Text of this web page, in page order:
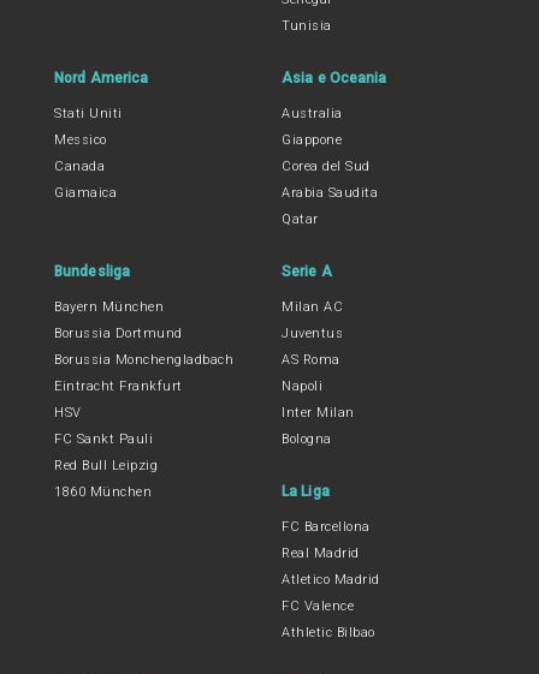
Tunisia
Nord America
Stati Uniti
Messico
Canada
Giamaica
Asia e Oceania
Australia
Giappone
Corea del Sud
Arabia Saudita
Qatar
Bundesliga
Bayern München
Borussia Dortmund
Borussia Monchengladbach
Eintracht Frankfurt
HSV
FC Sankt Pauli
Red Bull Leipzig
1860 München
Serie A
Milan AC
Juventus
AS Roma
Napoli
Inter Milan
Bologna
La Liga
FC Barcellona
Real Madrid
Atletico Madrid
FC Valence
Athletic Bilbao